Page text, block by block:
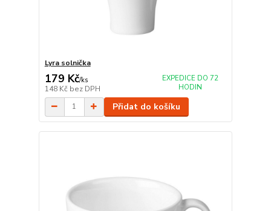
Lyra solnička
179 Kč/ks
148 Kč bez DPH
EXPEDICE DO 72
HODIN
Přidat do košíku